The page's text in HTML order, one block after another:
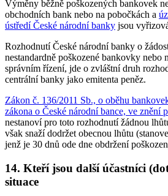
Výměny běžně poškozených bankovek
obchodních bank nebo na pobočkách a
ústředí České národní banky jsou
Rozhodnutí České národní banky o
nestandardně poškozené bankovky nebo
správním řízení, jde o zvláštní druh
centrální banky jako emitenta peněz.
Zákon č. 136/2011 Sb., o oběhu
zákona o České národní bance, ve znění
nestanoví pro toto rozhodnutí žádnou
však snaží dodržet obecnou lhůtu
jenž je 30 dnů ode dne obdržení
14. Kteří jsou další účastníci
situace